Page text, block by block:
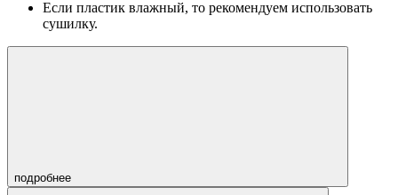
Если пластик влажный, то рекомендуем использовать
сушилку.
подробнее